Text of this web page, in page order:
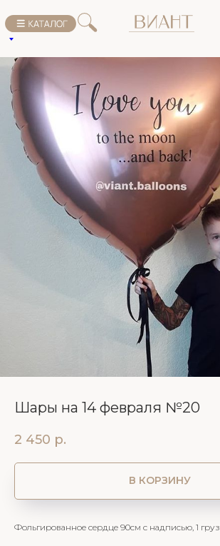
Шары на 14 февраля №20
2 450 р.
В КОРЗИНУ
Фольгированное сердце 90см с надписью, 1 груз